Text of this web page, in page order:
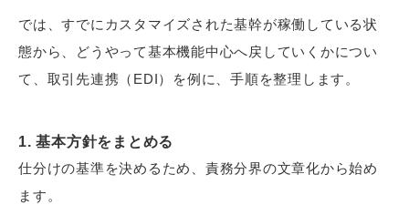
では、すでにカスタマイズされた基幹が稼働している状
態から、どうやって基本機能中心へ戻していくかについ
て、取引先連携（EDI）を例に、手順を整理します。
1. 基本方針をまとめる
仕分けの基準を決めるため、責務分界の文章化から始め
ます。